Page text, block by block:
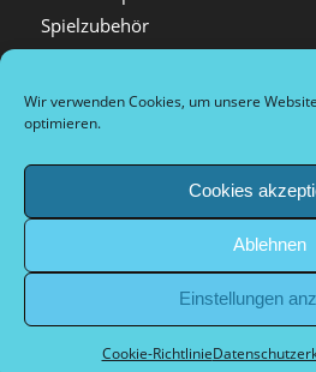
Wir verwenden Cookies, um unsere
optimieren.
Cookies
Ablehnen
Einstellungen
Cookie-Richtlinie
Spielzubehör
Anfahrtshinweise
Presseinformation
Boulehalle
Spielorte in Düsseldorf